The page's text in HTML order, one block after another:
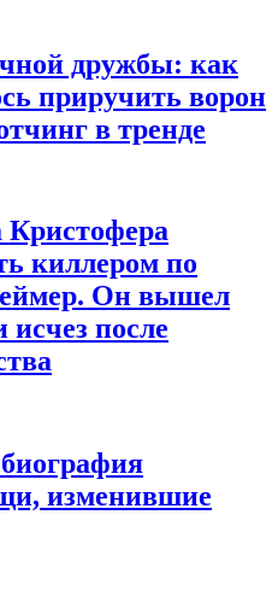
дружбы: как
приручить ворон
в тренде
Кристофера
киллером по
Он вышел
после
изменившие